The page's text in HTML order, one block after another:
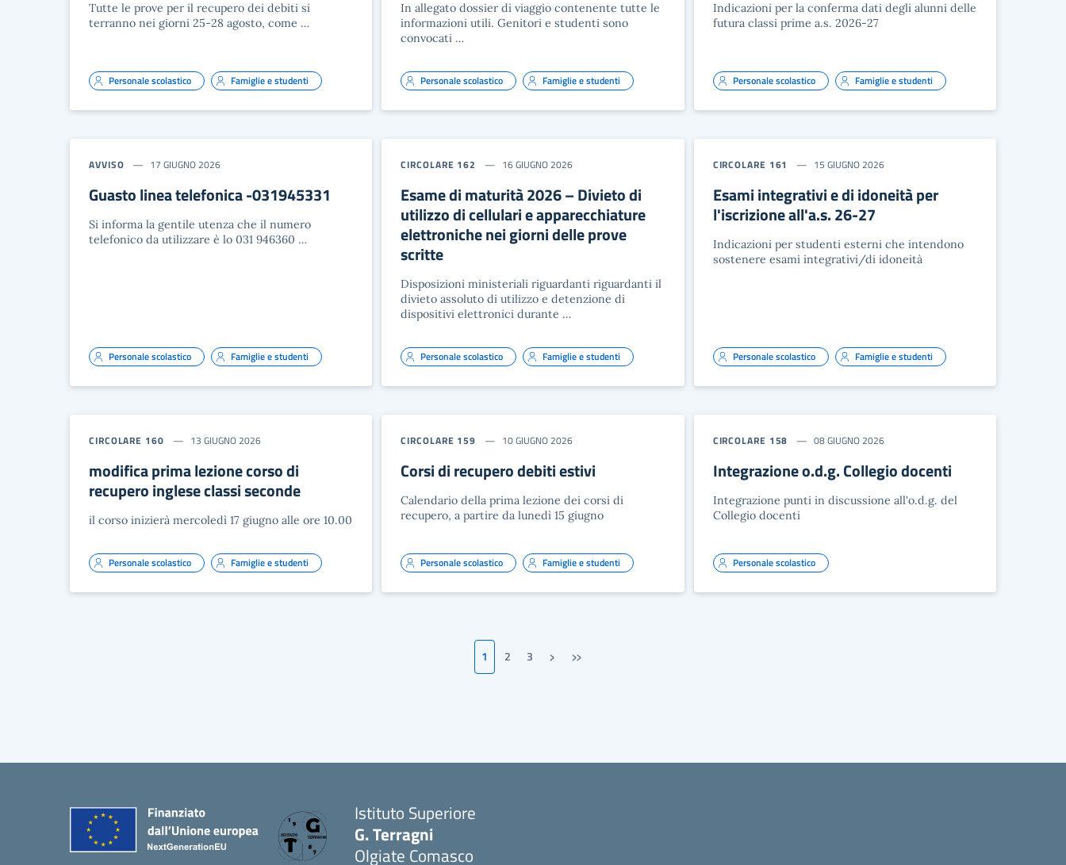
Tutte le prove per il recupero dei debiti si
terranno nei giorni 25-28 agosto, come …
Personale scolastico Famiglie e studenti
In allegato dossier di viaggio contenente tutte le
informazioni utili. Genitori e studenti sono
convocati …
Personale scolastico Famiglie e studenti
Indicazioni per la conferma dati degli alunni delle
futura classi prime a.s. 2026-27
Personale scolastico Famiglie e studenti
AVVISO 17 GIUGNO 2026
Guasto linea telefonica -031945331
Si informa la gentile utenza che il numero
telefonico da utilizzare è lo 031 946360 …
Personale scolastico Famiglie e studenti
CIRCOLARE 162 16 GIUGNO 2026
Esame di maturità 2026 – Divieto di
utilizzo di cellulari e apparecchiature
elettroniche nei giorni delle prove
scritte
Disposizioni ministeriali riguardanti riguardanti il
divieto assoluto di utilizzo e detenzione di
dispositivi elettronici durante …
Personale scolastico Famiglie e studenti
CIRCOLARE 161 15 GIUGNO 2026
Esami integrativi e di idoneità per
l'iscrizione all'a.s. 26-27
Indicazioni per studenti esterni che intendono
sostenere esami integrativi/di idoneità
Personale scolastico Famiglie e studenti
CIRCOLARE 160 13 GIUGNO 2026
modifica prima lezione corso di
recupero inglese classi seconde
il corso inizierà mercoledì 17 giugno alle ore 10.00
Personale scolastico Famiglie e studenti
CIRCOLARE 159 10 GIUGNO 2026
Corsi di recupero debiti estivi
Calendario della prima lezione dei corsi di
recupero, a partire da lunedì 15 giugno
Personale scolastico Famiglie e studenti
CIRCOLARE 158 08 GIUGNO 2026
Integrazione o.d.g. Collegio docenti
Integrazione punti in discussione all'o.d.g. del
Collegio docenti
Personale scolastico
1 2 3 Pagina successiva
› Ultima pagina
»
Istituto Superiore
G. Terragni
Olgiate Comasco